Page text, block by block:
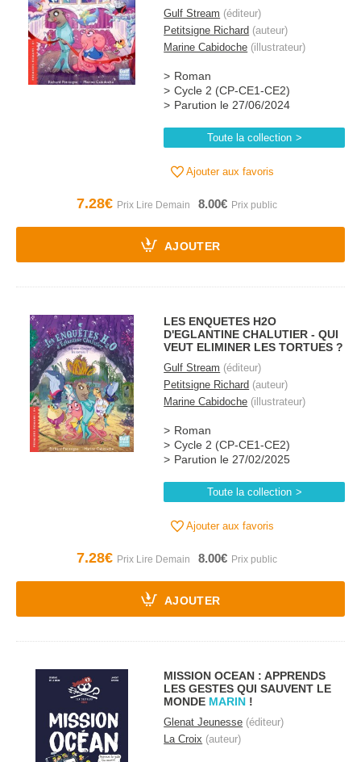
Gulf Stream (éditeur)
Petitsigne Richard (auteur)
Marine Cabidoche (illustrateur)
Roman
Cycle 2 (CP-CE1-CE2)
Parution le 27/06/2024
Toute la collection
Ajouter aux favoris
7.28€ 8.00€
AJOUTER
LES ENQUETES H2O
D'EGLANTINE CHALUTIER - QUI
VEUT ELIMINER LES TORTUES ?
Gulf Stream (éditeur)
Petitsigne Richard (auteur)
Marine Cabidoche (illustrateur)
Roman
Cycle 2 (CP-CE1-CE2)
Parution le 27/02/2025
Toute la collection
Ajouter aux favoris
7.28€ 8.00€
AJOUTER
MISSION OCEAN : APPRENDS
LES GESTES QUI SAUVENT LE
MONDE MARIN !
Glenat Jeunesse (éditeur)
La Croix (auteur)